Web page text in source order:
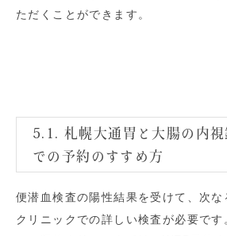
ただくことができます。
5.1. 札幌大通胃と大腸の内視
での予約のすすめ方
便潜血検査の陽性結果を受けて、次な
クリニックでの詳しい検査が必要で